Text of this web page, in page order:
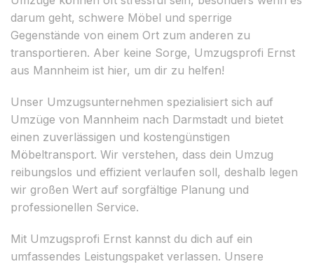
darum geht, schwere Möbel und sperrige
Gegenstände von einem Ort zum anderen zu
transportieren. Aber keine Sorge, Umzugsprofi Ernst
aus Mannheim ist hier, um dir zu helfen!
Unser Umzugsunternehmen spezialisiert sich auf
Umzüge von Mannheim nach Darmstadt und bietet
einen zuverlässigen und kostengünstigen
Möbeltransport. Wir verstehen, dass dein Umzug
reibungslos und effizient verlaufen soll, deshalb legen
wir großen Wert auf sorgfältige Planung und
professionellen Service.
Mit Umzugsprofi Ernst kannst du dich auf ein
umfassendes Leistungspaket verlassen. Unsere